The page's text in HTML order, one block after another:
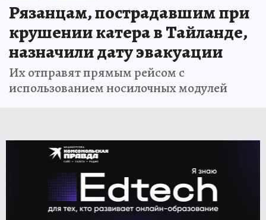
Рязанцам, пострадавшим при
крушении катера в Тайланде,
назначили дату эвакуации
Их отправят прямым рейсом с
использованием носилочных модулей